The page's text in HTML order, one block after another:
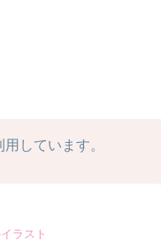
しています。
ラスト